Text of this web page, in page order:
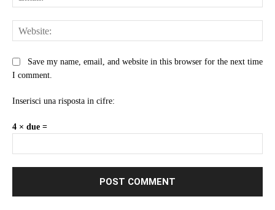
Save my name, email, and website in this browser for the next time
I comment.
Inserisci una risposta in cifre:
4 × due =